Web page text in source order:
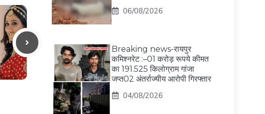
06/08/2026
Breaking news-रायपुर
कमिश्नरेट :–01 करोड़ रूपये कीमत
का 191.525 किलोग्राम गांजा
जप्त02 अंतर्राज्यीय आरोपी गिरफ्तार
04/08/2026